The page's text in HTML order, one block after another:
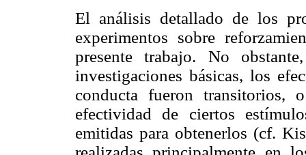
El análisis detallado de los
experimentos sobre
presente trabajo. No
investigaciones básicas, los
conducta fueron transitorios,
efectividad de ciertos
emitidas para obtenerlos (cf.